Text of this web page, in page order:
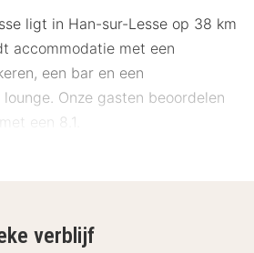
ligt in Han-sur-Lesse op 38 km
accommodatie met een
een bar en een
Onze gasten beoordelen
een 8.1.
zijn een droom om per fiets of
verblijf